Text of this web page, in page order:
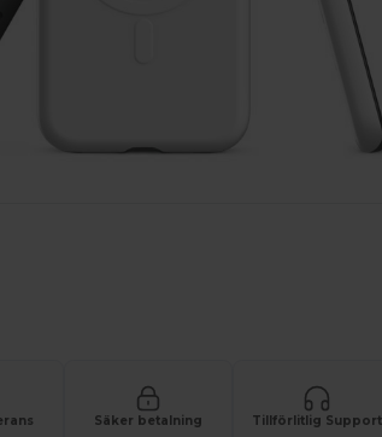
Säker betalning Tillförlitlig Support